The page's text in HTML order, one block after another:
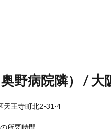
野病院隣） / 大
天王寺町北2-31-4
所要時間